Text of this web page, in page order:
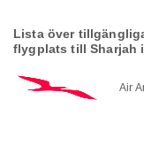
Lista över
flygplats till Sharjah
Air